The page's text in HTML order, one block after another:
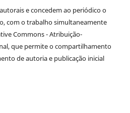
e concedem ao periódico o
com o trabalho simultaneamente
Commons - Atribuição-
que permite o compartilhamento
de autoria e publicação inicial